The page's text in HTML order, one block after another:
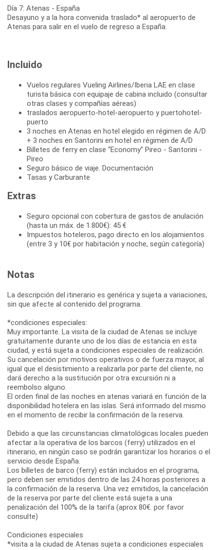
Día 7: Atenas - España
Desayuno y a la hora convenida traslado* al aeropuerto de
Incluido
Vuelos regulares Vueling Airlines/Iberia LAE en clase
turista básica con equipaje de cabina incluido (consultar
otras clases y compañías aéreas)
traslados aeropuerto-hotel-aeropuerto y puertohotel-
puerto
3 noches en Atenas en hotel elegido en régimen de A/D
+ 3 noches en Santorini en hotel en régimen de A/D
Billetes de ferry en clase “Economy” Pireo - Santorini -
Pireo
Seguro básico de viaje. Documentación
Tasas y Carburante
Extras
Seguro opcional con cobertura de gastos de anulación
(hasta un máx. de 1.800€): 45 €
Impuestos hoteleros, pago directo en los alojamientos
(entre 3 y 10€ por habitación y noche, según categoría)
Notas
La descripción del itinerario es genérica y sujeta a variaciones,
sin que afecte al contenido del programa.
*condiciones especiales:
Muy importante. La visita de la ciudad de Atenas se incluye
gratuitamente durante uno de los días de estancia en esta
ciudad, y está sujeta a condiciones especiales de realización.
Su cancelación por motivos operativos o de fuerza mayor, al
igual que el desistimiento a realizarla por parte del cliente, no
dará derecho a la sustitución por otra excursión ni a
reembolso alguno.
El orden final de las noches en atenas variará en función de la
disponibilidad hotelera en las islas. Será informado del mismo
en el momento de recibir la confirmación de la reserva.
Debido a que las circunstancias climatológicas locales pueden
afectar a la operativa de los barcos (ferry) utilizados en el
itinerario, en ningún caso se podrán garantizar los horarios o el
servicio desde España.
Los billetes de barco (ferry) están incluidos en el programa,
pero deben ser emitidos dentro de las 24 horas posteriores a
la confirmación de la reserva. Una vez emitidos, la cancelación
de la reserva por parte del cliente está sujeta a una
penalización del 100% de la tarifa (aprox 80€. por favor
consulte)
Condiciones especiales
*visita a la ciudad de Atenas sujeta a condiciones especiales